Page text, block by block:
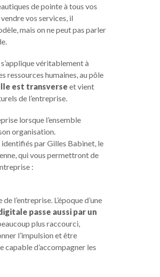
de pointe à tous vos
vos services, il
mais on ne peut pas parler
véritablement à
ressources humaines, au pôle
est transverse et vient
de l’entreprise.
lorsque l’ensemble
organisation.
identifiés par Gilles Babinet, le
qui vous permettront de
:
l’entreprise. L’époque d’une
passe aussi par un
plus raccourci,
l’impulsion et être
d’accompagner les